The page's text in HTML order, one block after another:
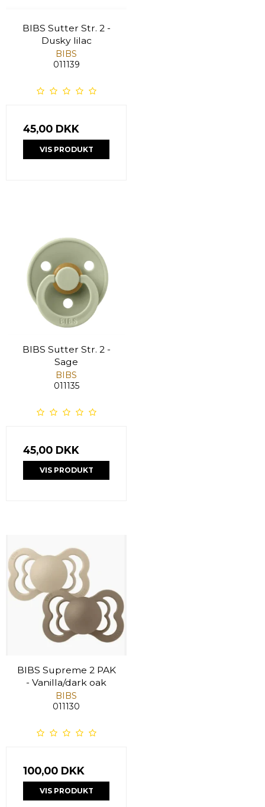
BIBS Sutter Str. 2 -
Dusky lilac
BIBS
011139
45,00 DKK
VIS PRODUKT
BIBS Sutter Str. 2 -
Sage
BIBS
011135
45,00 DKK
VIS PRODUKT
BIBS Supreme 2 PAK
- Vanilla/dark oak
BIBS
011130
100,00 DKK
VIS PRODUKT